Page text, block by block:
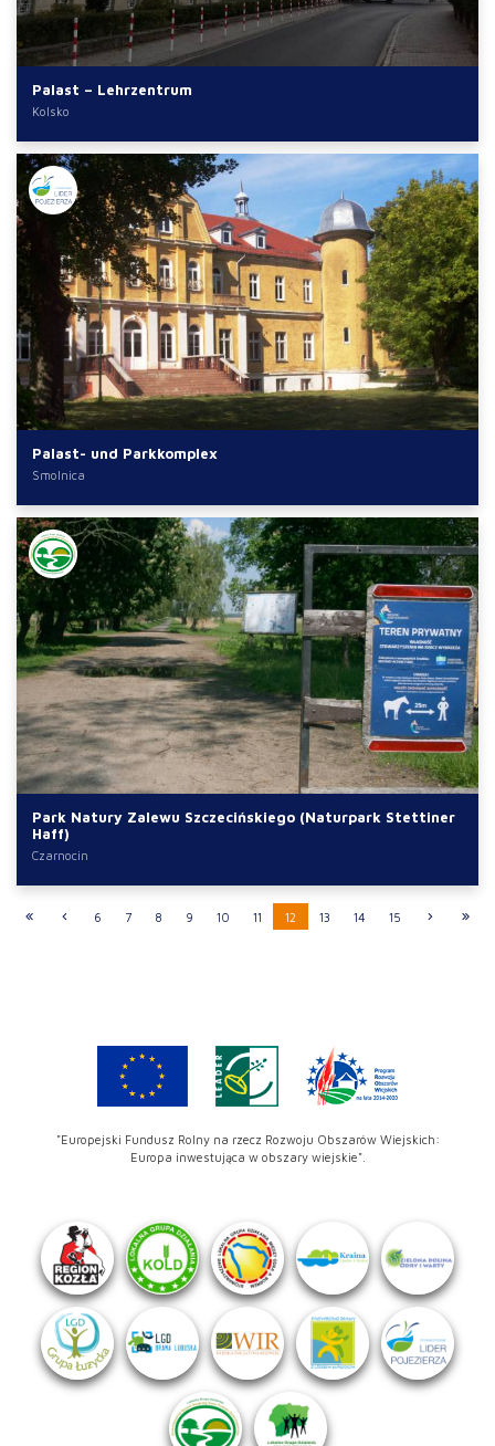
Palast – Lehrzentrum
Kolsko
Palast- und Parkkomplex
Smolnica
Park Natury Zalewu Szczecińskiego (Naturpark Stettiner
Haff)
Czarnocin
6 7 8 9 10 11 12 13 14 15
"Europejski Fundusz Rolny na rzecz Rozwoju Obszarów Wiejskich:
Europa inwestująca w obszary wiejskie".